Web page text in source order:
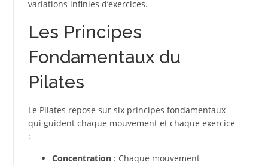
variations infinies d’exercices.
Les Principes
Fondamentaux du
Pilates
Le Pilates repose sur six principes fondamentaux
qui guident chaque mouvement et chaque exercice
:
Concentration: Chaque mouvement